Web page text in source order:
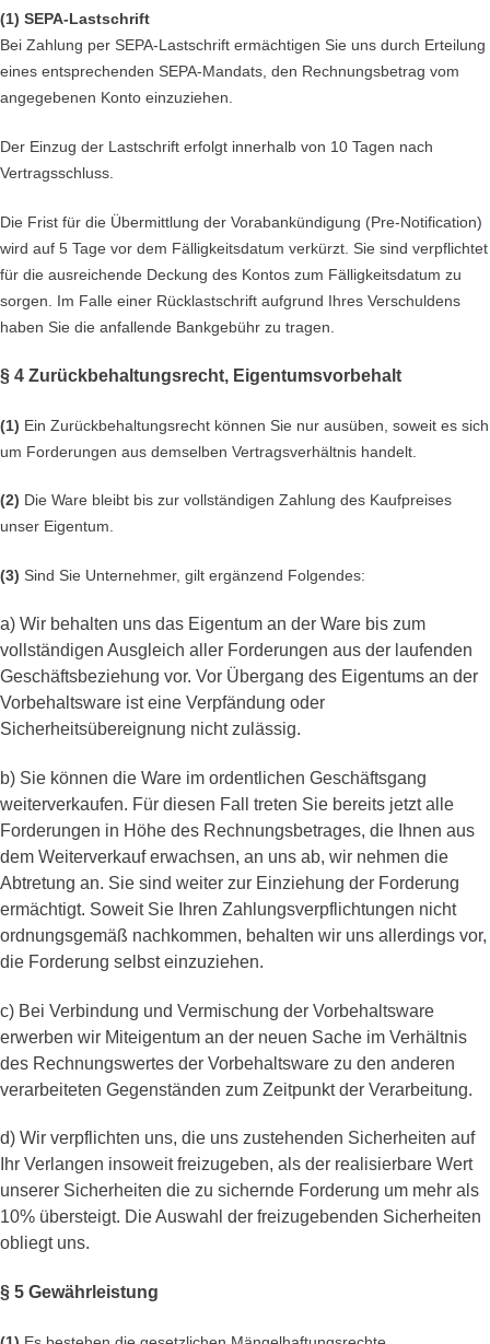
(1) SEPA-Lastschrift
Bei Zahlung per SEPA-Lastschrift ermächtigen Sie uns durch Erteilung
eines entsprechenden SEPA-Mandats, den Rechnungsbetrag vom
angegebenen Konto einzuziehen.
Der Einzug der Lastschrift erfolgt innerhalb von 10 Tagen nach
Vertragsschluss.
Die Frist für die Übermittlung der Vorabankündigung (Pre-Notification)
wird auf 5 Tage vor dem Fälligkeitsdatum verkürzt. Sie sind verpflichtet
für die ausreichende Deckung des Kontos zum Fälligkeitsdatum zu
sorgen. Im Falle einer Rücklastschrift aufgrund Ihres Verschuldens
haben Sie die anfallende Bankgebühr zu tragen.
§ 4 Zurückbehaltungsrecht, Eigentumsvorbehalt
(1) Ein Zurückbehaltungsrecht können Sie nur ausüben, soweit es sich
um Forderungen aus demselben Vertragsverhältnis handelt.
(2) Die Ware bleibt bis zur vollständigen Zahlung des Kaufpreises
unser Eigentum.
(3) Sind Sie Unternehmer, gilt ergänzend Folgendes:
a) Wir behalten uns das Eigentum an der Ware bis zum
vollständigen Ausgleich aller Forderungen aus der laufenden
Geschäftsbeziehung vor. Vor Übergang des Eigentums an der
Vorbehaltsware ist eine Verpfändung oder
Sicherheitsübereignung nicht zulässig.
b) Sie können die Ware im ordentlichen Geschäftsgang
weiterverkaufen. Für diesen Fall treten Sie bereits jetzt alle
Forderungen in Höhe des Rechnungsbetrages, die Ihnen aus
dem Weiterverkauf erwachsen, an uns ab, wir nehmen die
Abtretung an. Sie sind weiter zur Einziehung der Forderung
ermächtigt. Soweit Sie Ihren Zahlungsverpflichtungen nicht
ordnungsgemäß nachkommen, behalten wir uns allerdings vor,
die Forderung selbst einzuziehen.
c) Bei Verbindung und Vermischung der Vorbehaltsware
erwerben wir Miteigentum an der neuen Sache im Verhältnis
des Rechnungswertes der Vorbehaltsware zu den anderen
verarbeiteten Gegenständen zum Zeitpunkt der Verarbeitung.
d) Wir verpflichten uns, die uns zustehenden Sicherheiten auf
Ihr Verlangen insoweit freizugeben, als der realisierbare Wert
unserer Sicherheiten die zu sichernde Forderung um mehr als
10% übersteigt. Die Auswahl der freizugebenden Sicherheiten
obliegt uns.
§ 5 Gewährleistung